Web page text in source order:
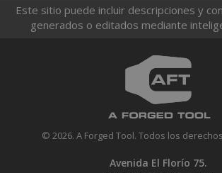
Este sitio puede incluir descripciones y
generados o editados mediante
© 2026. A Forged Tool. Todos los
Avenida El Florío 75.